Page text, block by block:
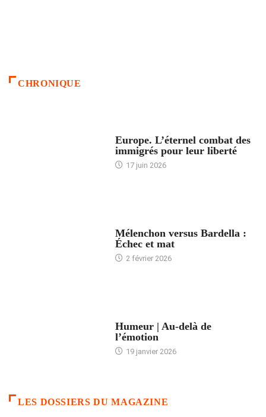
CHRONIQUE
Europe. L’éternel combat des
immigrés pour leur liberté
17 juin 2026
Mélenchon versus Bardella :
Échec et mat
2 février 2026
Humeur | Au-delà de
l’émotion
19 janvier 2026
LES DOSSIERS DU MAGAZINE